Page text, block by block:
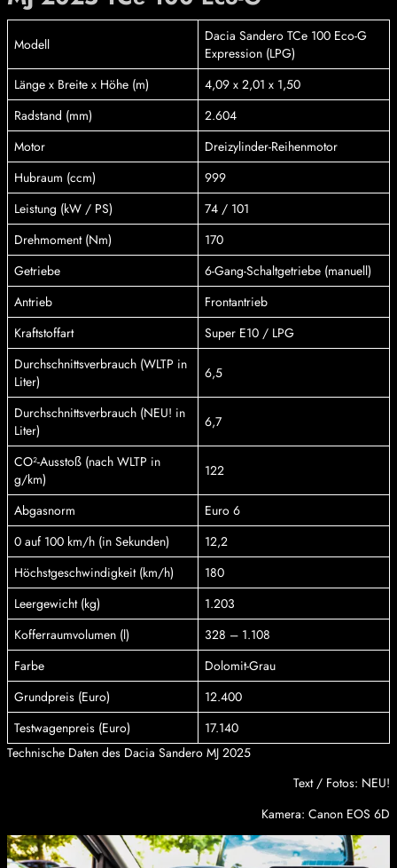
Modell
Dacia Sandero TCe 100 Eco-G
Expression (LPG)
Länge x Breite x Höhe (m)
4,09 x 2,01 x 1,50
Radstand (mm)
2.604
Motor
Dreizylinder-Reihenmotor
Hubraum (ccm)
999
Leistung (kW / PS)
74 / 101
Drehmoment (Nm)
170
Getriebe
6-Gang-Schaltgetriebe (manuell)
Antrieb
Frontantrieb
Kraftstoffart
Super E10 / LPG
Durchschnittsverbrauch (WLTP in
Liter)
6,5
Durchschnittsverbrauch (NEU! in
Liter)
6,7
CO²-Ausstoß (nach WLTP in
g/km)
122
Abgasnorm
Euro 6
0 auf 100 km/h (in Sekunden)
12,2
Höchstgeschwindigkeit (km/h)
180
Leergewicht (kg)
1.203
Kofferraumvolumen (l)
328 – 1.108
Farbe
Dolomit-Grau
Grundpreis (Euro)
12.400
Testwagenpreis (Euro)
17.140
Technische Daten des Dacia Sandero MJ 2025
Text / Fotos: NEU!
Kamera: Canon EOS 6D